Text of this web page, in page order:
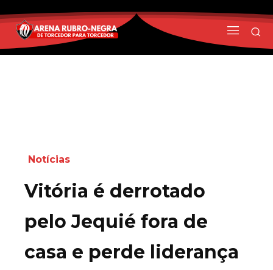
Notícias
Vitória é derrotado
pelo Jequié fora de
casa e perde liderança